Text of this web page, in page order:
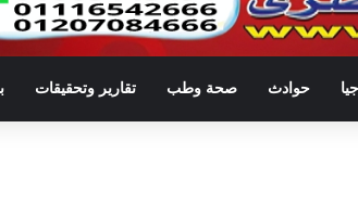
حوادث صحة وطب تقارير وتحقيقات